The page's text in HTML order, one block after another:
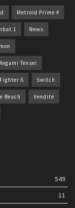
Metroid Prime 4
1 News
Tensei
6 Switch
Beach Vendite
549
11